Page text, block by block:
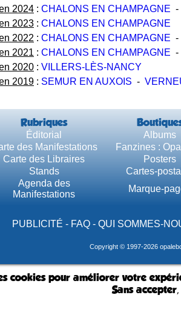
2024 : CHALONS EN CHAMPAGNE -
2023 : CHALONS EN CHAMPAGNE
2022 : CHALONS EN CHAMPAGNE -
2021 : CHALONS EN CHAMPAGNE -
2020 : VILLERS-LÈS-NANCY
2019 : SEMUR EN AUXOIS -
Rubriques
Éditorial Albums
des Manifestations
Fanzines :
Carte des Libraires
Posters
Stands
Cartes-
Agenda des
Manifestations
Marque-
PUBLICITÉ - FAQ - QUI SOMMES-
Copyright © 1997-2026
cookies pour améliorer votre
Sans